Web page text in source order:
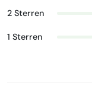
2 Sterren
1 Sterren